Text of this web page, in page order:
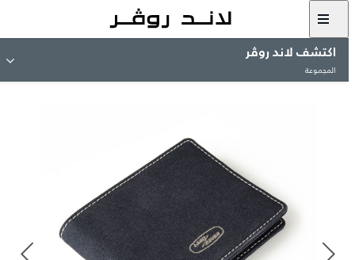
اكتشف لاند روڤر
المجموعة